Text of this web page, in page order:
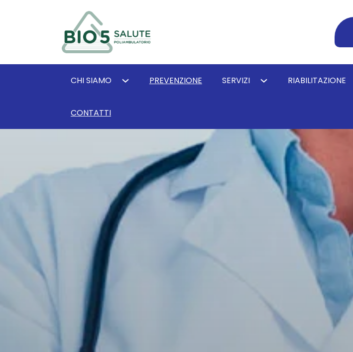
CHI SIAMO PREVENZIONE SERVIZI RIABILITAZIONE
CONTATTI